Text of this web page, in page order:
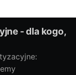
- dla kogo,